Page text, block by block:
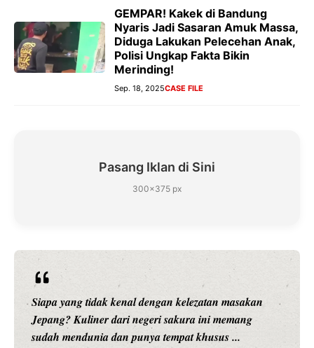
GEMPAR! Kakek di Bandung
Nyaris Jadi Sasaran Amuk Massa,
Diduga Lakukan Pelecehan Anak,
Polisi Ungkap Fakta Bikin
Merinding!
Sep. 18, 2025CASE FILE
Pasang Iklan di Sini
300×375 px
Siapa yang tidak kenal dengan kelezatan masakan
Jepang? Kuliner dari negeri sakura ini memang
sudah mendunia dan punya tempat khusus ...